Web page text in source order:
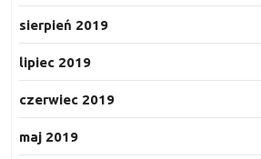
sierpień 2019
lipiec 2019
czerwiec 2019
maj 2019